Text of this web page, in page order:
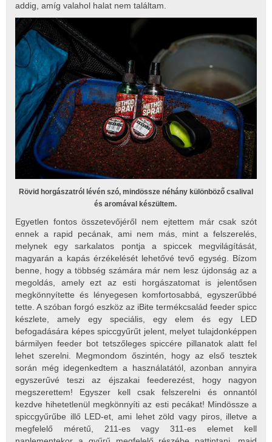
addig, amíg valahol halat nem találtam.
Rövid horgászatról lévén szó, mindössze néhány különböző csalival
és aromával készültem.
Egyetlen fontos összetevőjéről nem ejtettem már csak szót
ennek a rapid pecának, ami nem más, mint a felszerelés,
melynek egy sarkalatos pontja a spiccek megvilágítását,
magyarán a kapás érzékelését lehetővé tevő egység. Bízom
benne, hogy a többség számára már nem lesz újdonság az a
megoldás, amely ezt az esti horgászatomat is jelentősen
megkönnyítette és lényegesen komfortosabbá, egyszerűbbé
tette. A szóban forgó eszköz az iBite termékcsalád feeder spicc
készlete, amely egy speciális, egy elem és egy LED
befogadására képes spiccgyűrűt jelent, melyet tulajdonképpen
bármilyen feeder bot tetszőleges spiccére pillanatok alatt fel
lehet szerelni. Megmondom őszintén, hogy az első tesztek
során még idegenkedtem a használatától, azonban annyira
egyszerűvé teszi az éjszakai feederezést, hogy nagyon
megszerettem! Egyszer kell csak felszerelni és onnantól
kezdve hihetetlenül megkönnyíti az esti pecákat! Mindössze a
spiccgyűrűbe illő LED-et, ami lehet zöld vagy piros, illetve a
megfelelő méretű, 211-es vagy 311-es elemet kell